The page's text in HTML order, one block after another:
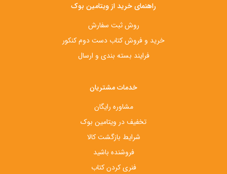
راهنمای خرید از ویتامین بوک
روش ثبت سفارش
خرید و فروش کتاب دست‌ دوم کنکور
فرایند بسته بندی و ارسال
خدمات مشتریان
مشاوره رایگان
تخفیف در ویتامین بوک
شرایط بازگشت کالا
فروشنده باشید
فنری کردن کتاب